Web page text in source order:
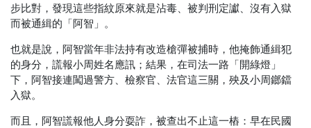
步比對，發現這些指紋原來就是沾毒、被判刑定讞、沒有入獄
而被通緝的「阿智」。
也就是說，阿智當年非法持有改造槍彈被捕時，他掩飾通緝犯
的身分，謊報小周姓名應訊；結果，在司法一路「開綠燈」
下，阿智接連闖過警方、檢察官、法官這三關，殃及小周鎯鐺
入獄。
而且，阿智謊報他人身分耍詐，被查出不止這一樁：早在民國